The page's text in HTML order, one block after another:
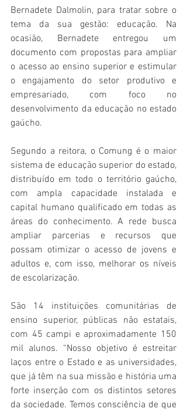
Bernadete Dalmolin, para tratar sobre o
tema da sua gestão: educação. Na
ocasião, Bernadete entregou um
documento com propostas para ampliar
o acesso ao ensino superior e estimular
o engajamento do setor produtivo e
empresariado, com foco no
desenvolvimento da educação no estado
gaúcho.
Segundo a reitora, o Comung é o maior
sistema de educação superior do estado,
distribuído em todo o território gaúcho,
com ampla capacidade instalada e
capital humano qualificado em todas as
áreas do conhecimento. A rede busca
ampliar parcerias e recursos que
possam otimizar o acesso de jovens e
adultos e, com isso, melhorar os níveis
de escolarização.
São 14 instituições comunitárias de
ensino superior, públicas não estatais,
com 45 campi e aproximadamente 150
mil alunos. “Nosso objetivo é estreitar
laços entre o Estado e as universidades,
que já têm na sua missão e história uma
forte inserção com os distintos setores
da sociedade. Temos consciência de que